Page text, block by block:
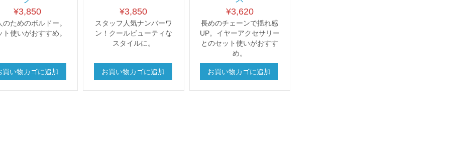
¥3,850
のためのボルドー。
ト使いがおすすめ。
買い物カゴに追加
¥3,850
スタッフ人気ナンバーワ
ン！クールビューティな
スタイルに。
お買い物カゴに追加
¥3,620
長めのチェーンで揺れ感
UP。イヤーアクセサリー
とのセット使いがおすす
め。
お買い物カゴに追加